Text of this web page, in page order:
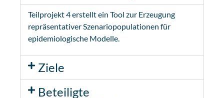
Teilprojekt 4 erstellt ein Tool zur Erzeugung
repräsentativer Szenariopopulationen für
epidemiologische Modelle.
Ziele
Beteiligte